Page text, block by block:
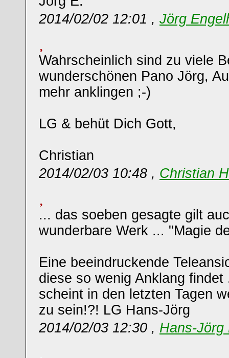
2014/02/02 12:01 , Jörg
Wahrscheinlich sind zu viele
wunderschönen Pano Jörg,
mehr anklingen ;-)
LG & behüt Dich Gott,
Christian
2014/02/03 10:48 , Christian
... das soeben gesagte gilt
wunderbare Werk ... "Magie
Eine beeindruckende
diese so wenig Anklang
scheint in den letzten Tagen
zu sein!?! LG Hans-Jörg
2014/02/03 12:30 , Hans-Jörg